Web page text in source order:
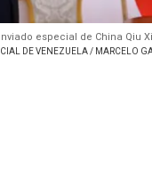
especial de China Qiu
DE VENEZUELA / MARCELO